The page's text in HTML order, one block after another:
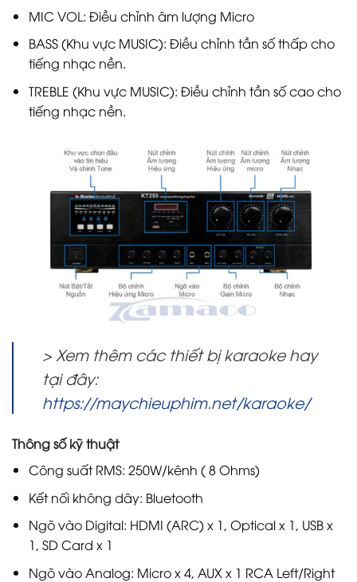
MIC VOL: Điều chỉnh âm lượng Micro
BASS (Khu vực MUSIC): Điều chỉnh tần số thấp cho
tiếng nhạc nền.
TREBLE (Khu vực MUSIC): Điều chỉnh tần số cao cho
tiếng nhạc nền.
> Xem thêm các thiết bị karaoke hay
tại đây:
https://maychieuphim.net/karaoke/
Thông số kỹ thuật
Công suất RMS: 250W/kênh ( 8 Ohms)
Kết nối không dây: Bluetooth
Ngõ vào Digital: HDMI (ARC) x 1, Optical x 1, USB x
1, SD Card x 1
Ngõ vào Analog: Micro x 4, AUX x 1 RCA Left/Right